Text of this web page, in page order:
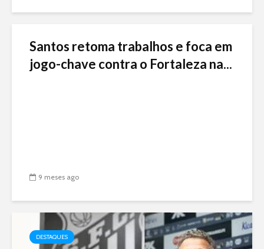
Santos retoma trabalhos e foca em
jogo-chave contra o Fortaleza na...
9 meses ago
DESTAQUES